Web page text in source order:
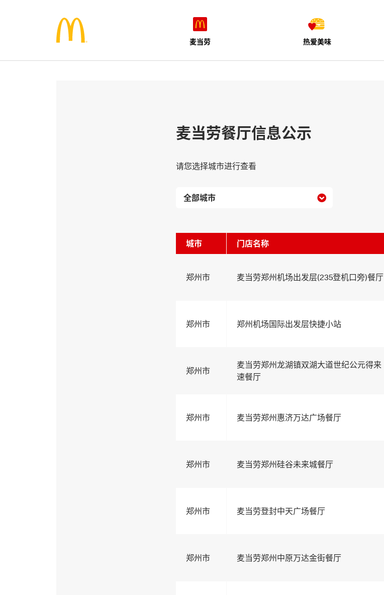
麦当劳 热爱美味
麦当劳餐厅信息公示
请您选择城市进行查看

城市 门店名称
郑州市 麦当劳郑州机场出发层(235登机口旁)餐厅
郑州市 郑州机场国际出发层快捷小站
郑州市
麦当劳郑州龙湖镇双湖大道世纪公元得来
速餐厅
郑州市 麦当劳郑州惠济万达广场餐厅
郑州市 麦当劳郑州硅谷未来城餐厅
郑州市 麦当劳登封中天广场餐厅
郑州市 麦当劳郑州中原万达金街餐厅